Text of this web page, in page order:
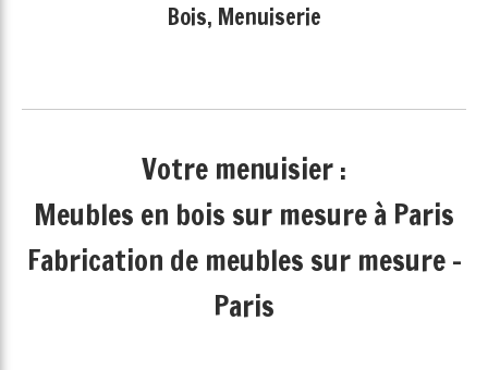
Bois, Menuiserie
Votre menuisier :
Meubles en bois sur mesure à Paris
Fabrication de meubles sur mesure -
Paris